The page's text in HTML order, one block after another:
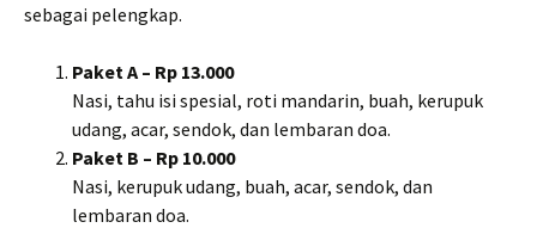
sebagai pelengkap.
Paket A – Rp 13.000
Nasi, tahu isi spesial, roti mandarin, buah, kerupuk
udang, acar, sendok, dan lembaran doa.
Paket B – Rp 10.000
Nasi, kerupuk udang, buah, acar, sendok, dan
lembaran doa.